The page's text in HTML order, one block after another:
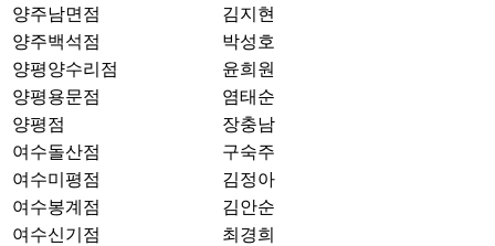
양주남면점
김지현
양주백석점
박성호
양평양수리점
윤희원
양평용문점
염태순
양평점
장충남
여수돌산점
구숙주
여수미평점
김정아
여수봉계점
김안순
여수신기점
최경희